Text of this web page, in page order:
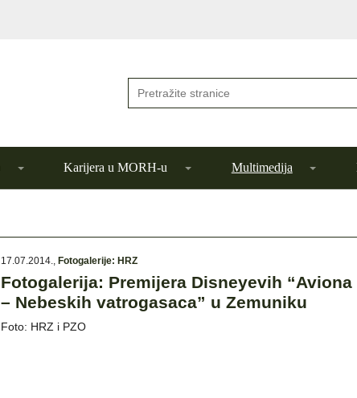
Karijera u MORH-u Multimedija
17.07.2014., Fotogalerije: HRZ
Fotogalerija: Premijera Disneyevih “Aviona
– Nebeskih vatrogasaca” u Zemuniku
Foto: HRZ i PZO